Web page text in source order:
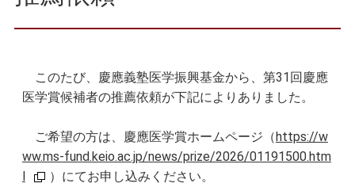
このたび、慶應義塾医学振興基金から、第31回慶應
医学賞候補者の推薦依頼が下記によりありました。
ご希望の方は、慶應医学賞ホームページ（https://w
ww.ms-fund.keio.ac.jp/news/prize/2026/01191500.htm
l
）にてお申し込みください。